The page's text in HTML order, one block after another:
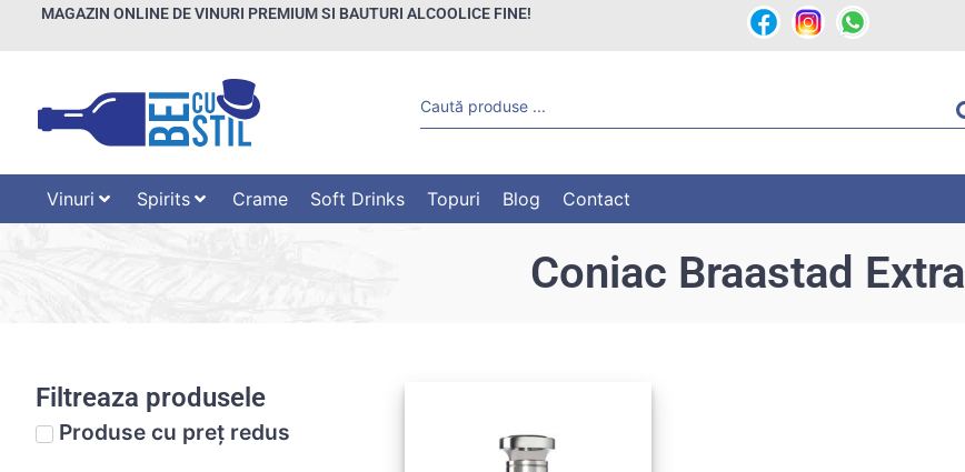
MAGAZIN ONLINE DE VINURI PREMIUM SI BAUTURI ALCOOLICE FINE!
Vinuri Spirits Crame Soft Drinks Topuri Blog Contact
Coniac Braastad Extra
Filtreaza produsele
Produse cu preț redus